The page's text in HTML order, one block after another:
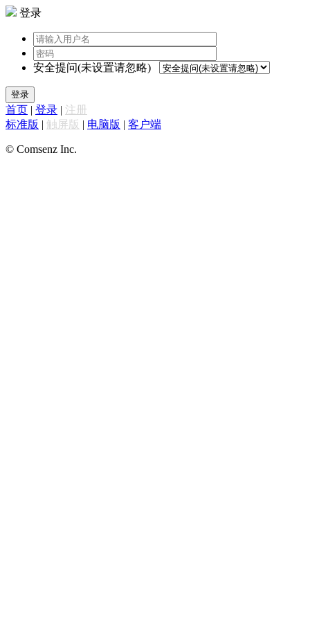
登录
安全提问(未设置请忽略)
登录
首页 | 登录 | 注册
标准版 | 触屏版 | 电脑版 | 客户端
© Comsenz Inc.